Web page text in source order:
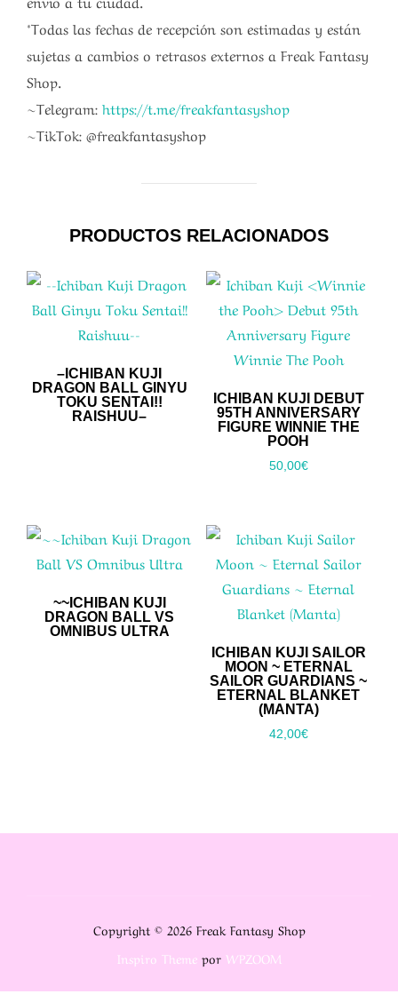
*Todas las fechas de recepción son estimadas y están
sujetas a cambios o retrasos externos a Freak Fantasy
Shop.
~Telegram: https://t.me/freakfantasyshop
~TikTok: @freakfantasyshop
PRODUCTOS RELACIONADOS
–ICHIBAN KUJI
DRAGON BALL GINYU
TOKU SENTAI!!
RAISHUU–
ICHIBAN KUJI
DEBUT
95TH ANNIVERSARY
FIGURE WINNIE THE
POOH
50,00€
~~ICHIBAN KUJI
DRAGON BALL VS
OMNIBUS ULTRA
ICHIBAN KUJI SAILOR
MOON ~ ETERNAL
SAILOR GUARDIANS ~
ETERNAL BLANKET
(MANTA)
42,00€
Copyright © 2026 Freak Fantasy Shop
Inspiro Themepor WPZOOM